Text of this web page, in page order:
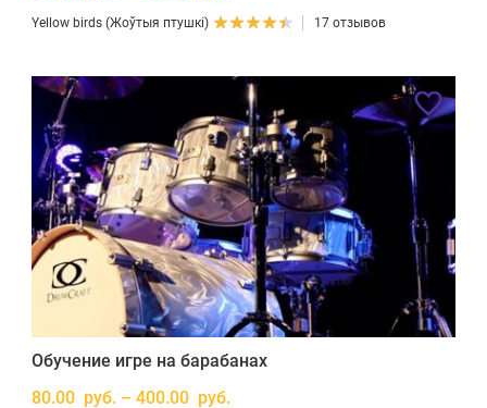
Yellow birds (Жоўтыя птушкі) 17 отзывов
Обучение игре на барабанах
80.00 руб. – 400.00 руб.